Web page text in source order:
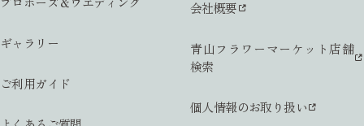
ギャラリー
ご利用ガイド
会社概要
青山フラワーマーケット店舗
検索
個人情報のお取り扱い